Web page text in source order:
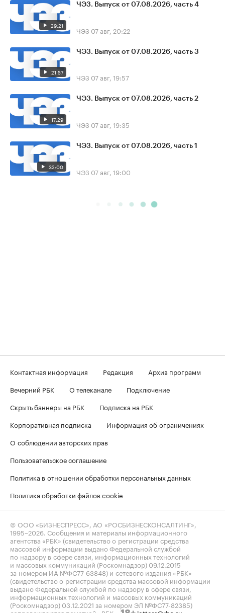
29:21
ЧЭЗ. Выпуск от 07.08.2026, часть 4
ЧЭЗ 07 авг, 20:22
21:57
ЧЭЗ. Выпуск от 07.08.2026, часть 3
ЧЭЗ 07 авг, 19:57
17:29
ЧЭЗ. Выпуск от 07.08.2026, часть 2
ЧЭЗ 07 авг, 19:35
32:00
ЧЭЗ. Выпуск от 07.08.2026, часть 1
ЧЭЗ 07 авг, 19:00
Контактная информация Редакция
Архив программ
Вечерний РБК
О телеканале
Подключение
Скрыть баннеры на РБК
Подписка на РБК
Корпоративная подписка
Информация об ограничениях
О соблюдении авторских прав
Пользовательское соглашение
Политика в отношении обработки персональных данных
Политика обработки файлов cookie
© ООО «БИЗНЕСПРЕСС», АО «РОСБИЗНЕСКОНСАЛТИНГ»,
1995–2026 . Сообщения и материалы информационного
агентства «РБК» (свидетельство о регистрации средства
массовой информации выдано Федеральной службой
по надзору в сфере связи, информационных технологий
и массовых коммуникаций (Роскомнадзор) 09.12.2015
за номером ИА №ФС77-63848) и сетевого издания «РБК»
(свидетельство о регистрации средства массовой информации
выдано Федеральной службой по надзору в сфере связи,
информационных технологий и массовых коммуникаций
(Роскомнадзор) 03.12.2021 за номером ЭЛ №ФС77-82385)